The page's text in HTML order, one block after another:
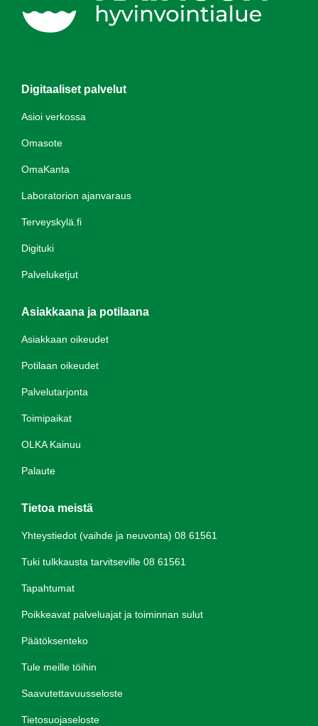
Digitaaliset palvelut
Asioi verkossa
Omasote
OmaKanta
Laboratorion ajanvaraus
Terveyskylä.fi
Digituki
Palveluketjut
Asiakkaana ja potilaana
Asiakkaan oikeudet
Potilaan oikeudet
Palvelutarjonta
Toimipaikat
OLKA Kainuu
Palaute
Tietoa meistä
Yhteystiedot (vaihde ja neuvonta) 08 61561
Tuki tulkkausta tarvitseville 08 61561
Tapahtumat
Poikkeavat palveluajat ja toiminnan sulut
Päätöksenteko
Tule meille töihin
Saavutettavuusseloste
Tietosuojaseloste